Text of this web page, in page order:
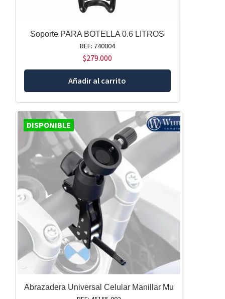
Soporte PARA BOTELLA 0.6 LITROS
REF: 740004
$279.000
Añadir al carrito
DISPONIBLE
Abrazadera Universal Celular Manillar Mu